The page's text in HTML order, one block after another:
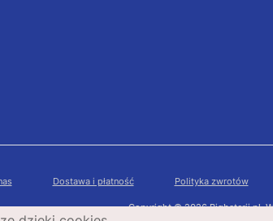
Dostawa i płatność Polityka zwrotów
Copyright © 2026 Bigbaterii.pl.